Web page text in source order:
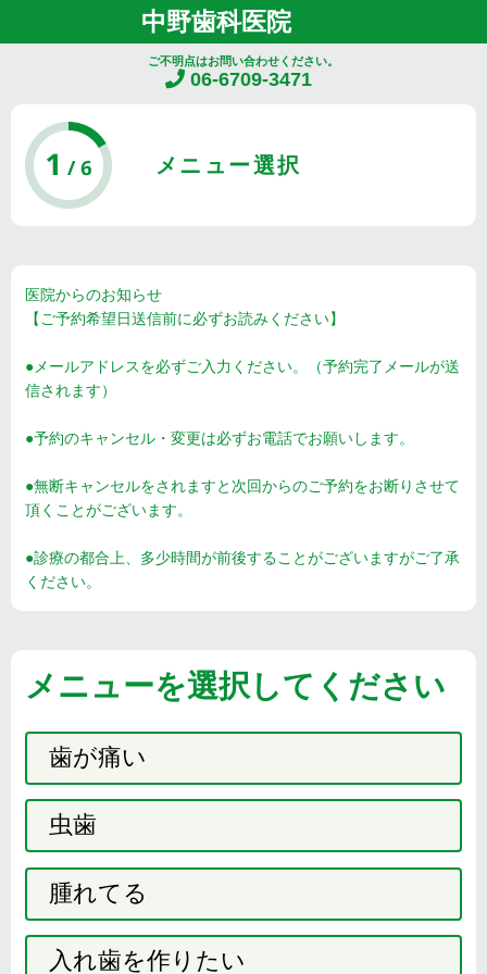
中野歯科医院
ご不明点はお問い合わせください。
06-6709-3471
医院からのお知らせ
【ご予約希望日送信前に必ずお読みください】
●メールアドレスを必ずご入力ください。（予約完了メールが送
信されます）
●予約のキャンセル・変更は必ずお電話でお願いします。
●無断キャンセルをされますと次回からのご予約をお断りさせて
頂くことがございます。
●診療の都合上、多少時間が前後することがございますがご了承
ください。
メニューを選択してください
歯が痛い
虫歯
腫れてる
入れ歯を作りたい
メニュー選択